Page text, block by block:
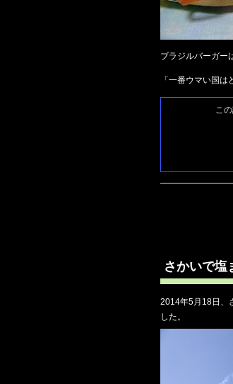
ブラジルバーガー
「一番ウマい国
こ
さかいで塩
2014年5月18日、
した。